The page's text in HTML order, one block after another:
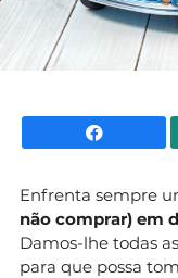
Enfrenta sempre
não comprar) em
Damos-lhe todas
para que possa